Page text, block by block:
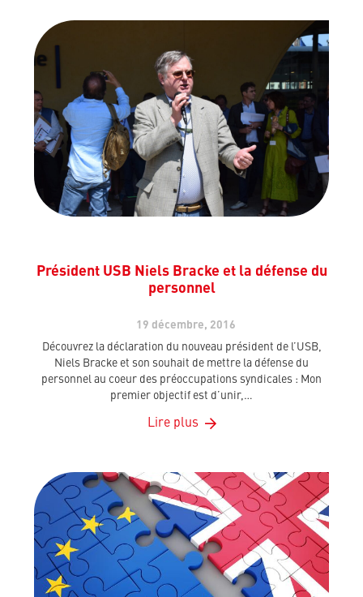
Président USB Niels Bracke et la défense du
personnel
19 décembre, 2016
Découvrez la déclaration du nouveau président de l’USB,
Niels Bracke et son souhait de mettre la défense du
personnel au coeur des préoccupations syndicales : Mon
premier objectif est d’unir,…
Lire plus